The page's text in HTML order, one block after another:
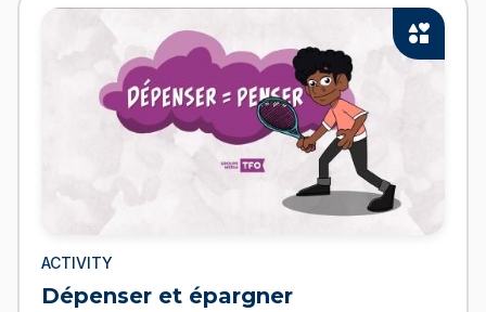
interests
ACTIVITY
Dépenser et épargner